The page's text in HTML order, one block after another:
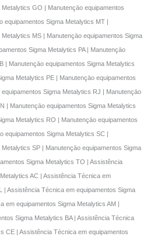
GO | Manutençāo equipamentos
equipamentos Sigma Metalytics MT |
MS | Manutençāo equipamentos Sigma
Sigma Metalytics PA | Manutençāo
| Manutençāo equipamentos Sigma Metalytics
Metalytics PE | Manutençāo equipamentos
Sigma Metalytics RJ | Manutençāo
| Manutençāo equipamentos Sigma Metalytics
Metalytics RO | Manutençāo equipamentos
equipamentos Sigma Metalytics SC |
SP | Manutençāo equipamentos Sigma
Sigma Metalytics TO | Assistência
AC | Assistência Técnica em
| Assistência Técnica em equipamentos Sigma
em equipamentos Sigma Metalytics AM |
Sigma Metalytics BA | Assistência Técnica
CE | Assistência Técnica em equipamentos